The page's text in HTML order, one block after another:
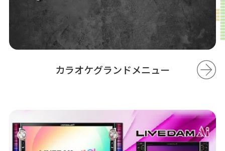
カラオケグランドメニュー